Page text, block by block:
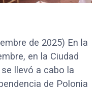
de 2025) En la
en la Ciudad
llevó a cabo la
de Polonia